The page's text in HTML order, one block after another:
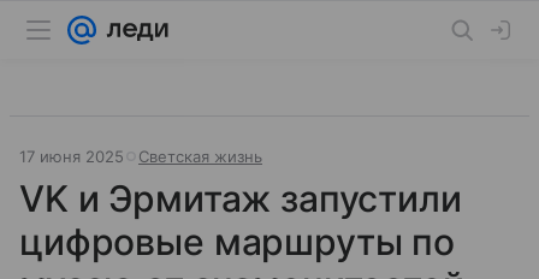
17 июня 2025 Светская жизнь
VK и Эрмитаж запустили
цифровые маршруты по